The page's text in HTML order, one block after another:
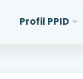
Profil PPID